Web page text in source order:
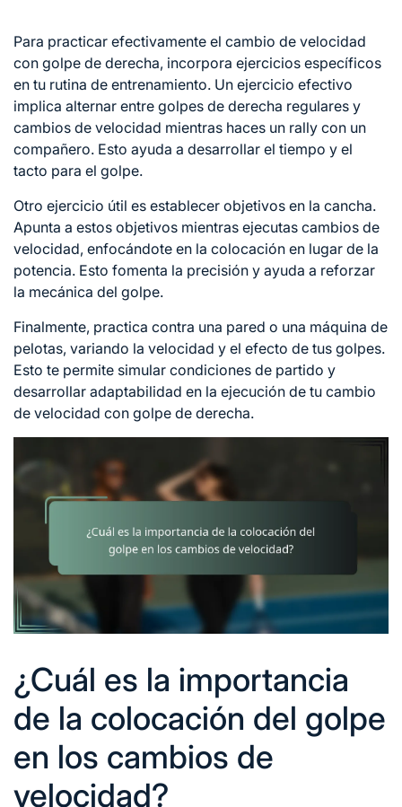
Para practicar efectivamente el cambio de velocidad
con golpe de derecha, incorpora ejercicios específicos
en tu rutina de entrenamiento. Un ejercicio efectivo
implica alternar entre golpes de derecha regulares y
cambios de velocidad mientras haces un rally con un
compañero. Esto ayuda a desarrollar el tiempo y el
tacto para el golpe.
Otro ejercicio útil es establecer objetivos en la cancha.
Apunta a estos objetivos mientras ejecutas cambios de
velocidad, enfocándote en la colocación en lugar de la
potencia. Esto fomenta la precisión y ayuda a reforzar
la mecánica del golpe.
Finalmente, practica contra una pared o una máquina de
pelotas, variando la velocidad y el efecto de tus golpes.
Esto te permite simular condiciones de partido y
desarrollar adaptabilidad en la ejecución de tu cambio
de velocidad con golpe de derecha.
¿Cuál es la importancia
de la colocación del golpe
en los cambios de
velocidad?